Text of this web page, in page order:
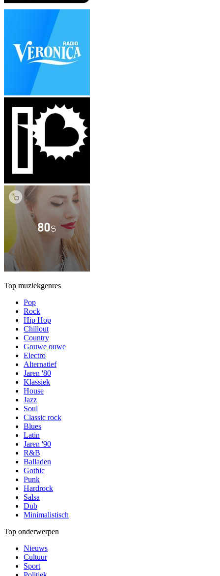
Top muziekgenres
Pop
Rock
Hip Hop
Chillout
Country
Gouwe ouwe
Electro
Alternatief
Jaren '80
Klassiek
House
Jazz
Soul
Classic rock
Blues
Latin
Jaren '90
R&B
Balladen
Gothic
Punk
Hardrock
Salsa
Dub
Minimalistisch
Top onderwerpen
Nieuws
Cultuur
Sport